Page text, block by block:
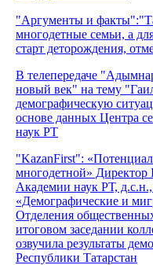
"Аргументы и
многодетные семьи, а
старт деторождения,
В телепередаче
новый век" на тему
демографическую
основе данных Центра
наук РТ
"KazanFirst":
многодетной» Директор
Академии наук РТ, д.с.н.,
«Демографические и
Отделения
итоговом заседании
озвучила результаты
Республики Татарстан